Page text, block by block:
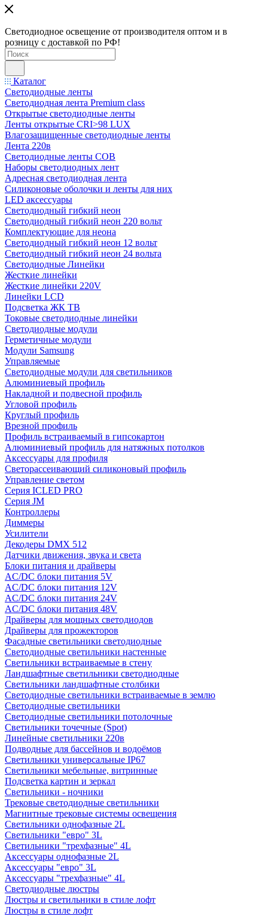
Светодиодное освещение от производителя оптом и в
розницу с доставкой по РФ!
Каталог
Светодиодные ленты
Светодиодная лента Premium class
Открытые светодиодные ленты
Ленты открытые CRI>98 LUX
Влагозащищенные светодиодные ленты
Лента 220в
Светодиодные ленты COB
Наборы светодиодных лент
Адресная светодиодная лента
Силиконовые оболочки и ленты для них
LED аксессуары
Светодиодный гибкий неон
Светодиодный гибкий неон 220 вольт
Комплектующие для неона
Светодиодный гибкий неон 12 вольт
Светодиодный гибкий неон 24 вольта
Светодиодные Линейки
Жесткие линейки
Жесткие линейки 220V
Линейки LCD
Подсветка ЖК ТВ
Токовые светодиодные линейки
Светодиодные модули
Герметичные модули
Модули Samsung
Управляемые
Светодиодные модули для светильников
Алюминиевый профиль
Накладной и подвесной профиль
Угловой профиль
Круглый профиль
Врезной профиль
Профиль встраиваемый в гипсокартон
Алюминиевый профиль для натяжных потолков
Аксессуары для профиля
Светорассеивающий силиконовый профиль
Управление светом
Серия ICLED PRO
Серия JM
Контроллеры
Диммеры
Усилители
Декодеры DMX 512
Датчики движения, звука и света
Блоки питания и драйверы
AC/DC блоки питания 5V
AC/DC блоки питания 12V
AC/DC блоки питания 24V
AC/DC блоки питания 48V
Драйверы для мощных светодиодов
Драйверы для прожекторов
Фасадные светильники светодиодные
Светодиодные светильники настенные
Светильники встраиваемые в стену
Ландшафтные светильники светодиодные
Светильники ландшафтные столбики
Светодиодные светильники встраиваемые в землю
Светодиодные светильники
Светодиодные светильники потолочные
Светильники точечные (Spot)
Линейные светильники 220в
Подводные для бассейнов и водоёмов
Светильники универсальные IP67
Светильники мебельные, витринные
Подсветка картин и зеркал
Светильники - ночники
Трековые светодиодные светильники
Магнитные трековые системы освещения
Светильники однофазные 2L
Светильники "евро" 3L
Светильники "трехфазные" 4L
Аксессуары однофазные 2L
Аксессуары "евро" 3L
Аксессуары "трехфазные" 4L
Светодиодные люстры
Люстры и светильники в стиле лофт
Люстры в стиле лофт